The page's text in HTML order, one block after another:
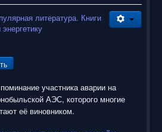
литература. Книги
участника аварии на
АЭС, которого многие
её виновником.